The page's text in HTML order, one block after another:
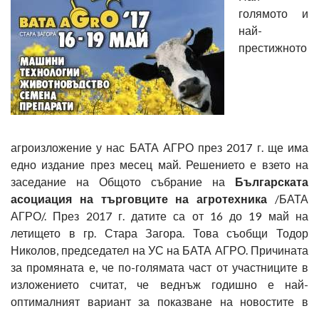
голямото и
най-
престижното
агроизложение у нас БАТА АГРО през 2017 г. ще има
едно издание през месец май. Решението е взето на
заседание на Общото събрание на Българската
асоциация на търговците на агротехника /БАТА
АГРО/. През 2017 г. датите са от 16 до 19 май на
летището в гр. Стара Загора. Това съобщи Тодор
Николов, председател на УС на БАТА АГРО. Причината
за промяната е, че по-голямата част от участниците в
изложението считат, че веднъж годишно е най-
оптималният вариант за показване на новостите в